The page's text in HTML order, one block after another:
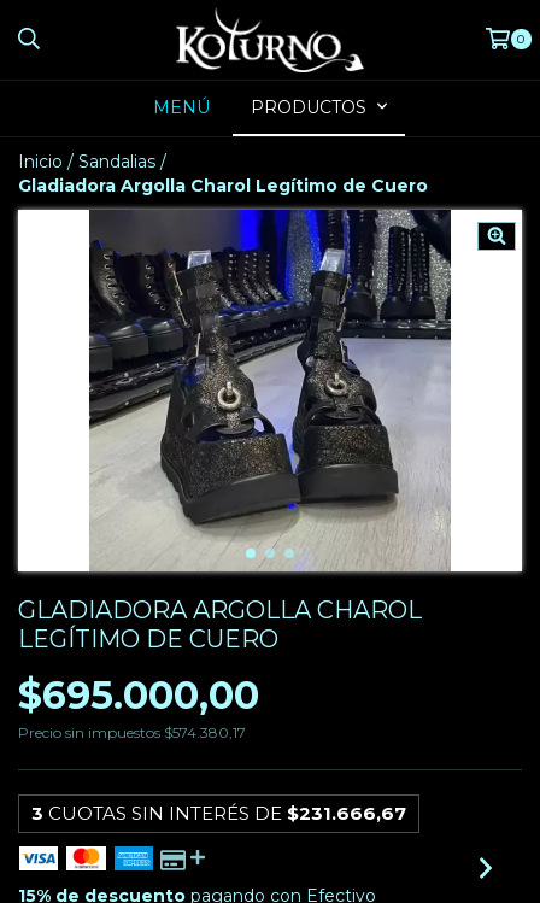
0
MENÚ PRODUCTOS
Inicio / Sandalias /
Gladiadora Argolla Charol Legítimo de Cuero
GLADIADORA ARGOLLA CHAROL
LEGÍTIMO DE CUERO
$695.000,00
Precio sin impuestos $574.380,17
3 CUOTAS SIN INTERÉS DE $231.666,67
15% de descuento pagando con Efectivo